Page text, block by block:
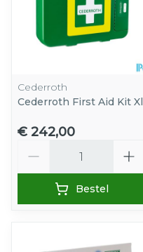
Cederroth
Cederroth First Aid Kit Xl
€ 242,00
Bestel